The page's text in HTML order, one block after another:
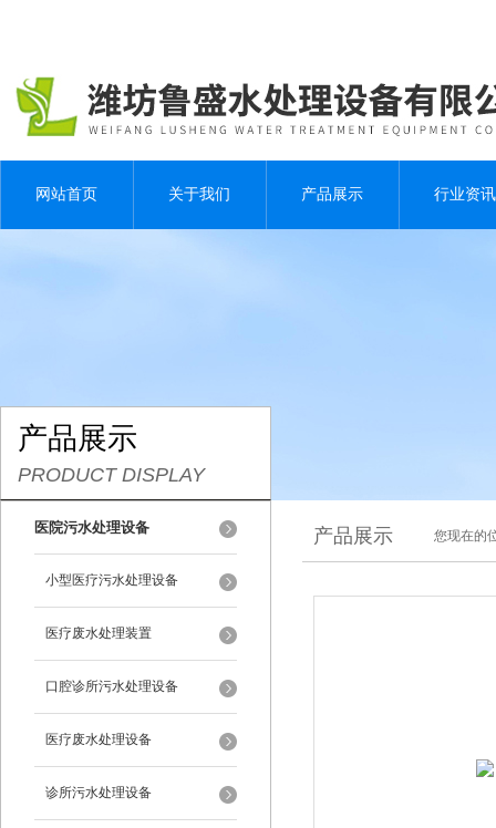
网站首页 关于我们 产品展示 行业资讯
产品展示
PRODUCT DISPLAY
医院污水处理设备
小型医疗污水处理设备
医疗废水处理装置
口腔诊所污水处理设备
医疗废水处理设备
诊所污水处理设备
产品展示 您现在的